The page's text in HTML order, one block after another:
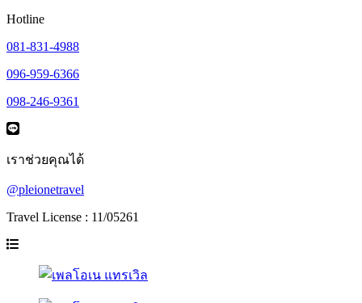
Hotline
081-831-4988
096-959-6366
098-246-9361
เราช่วยคุณได้
@pleionetravel
Travel License : 11/05261